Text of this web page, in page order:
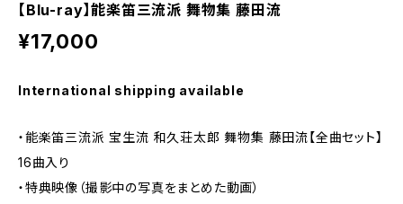
【Blu-ray】能楽笛三流派 舞物集 藤田流
¥17,000
International shipping available
・能楽笛三流派 宝生流 和久荘太郎 舞物集 藤田流【全曲セット】
16曲入り
・特典映像（撮影中の写真をまとめた動画）